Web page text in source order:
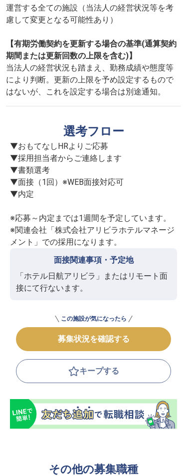
運営する全ての施設（当法人の経営状況等を考
慮して変更となる可能性あり）
【有期労働契約を更新する場合の基準(通算契約
期間または更新回数の上限を含む)】
当法人の経営状況も踏まえ、勤務成績や態度等
により判断。更新の上限を予め設定するもので
はないが、これを設定する場合は別途通知。
選考フロー
▼おもてなしHRよりご応募
▼採用担当者からご連絡します
▼書類選考
▼面接（1回）※WEB面接対応可
▼内定
※応募～内定までは1週間を予定しています。
※関連会社「株式会社アリビラホテルマネージ
メント」での採用になります。
面接関連事項・予定地
「ホテル日航アリビラ」またはリモート面
接にて行ないます。
この施設が気になったら
募集状況を確認する
キープする
その他の募集職種